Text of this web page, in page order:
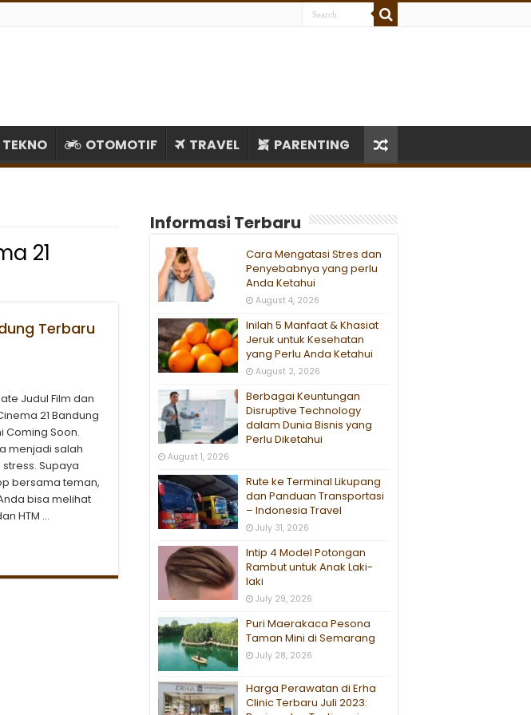
TEKNO OTOMOTIF TRAVEL PARENTING
21
Terbaru
Judul Film dan
21 Bandung
Coming Soon.
menjadi salah
Supaya
bersama teman,
bisa melihat
HTM …
Informasi Terbaru
Cara Mengatasi Stres dan
Penyebabnya yang perlu
Anda Ketahui
August 4, 2026
Inilah 5 Manfaat & Khasiat
Jeruk untuk Kesehatan
yang Perlu Anda Ketahui
August 2, 2026
Berbagai Keuntungan
Disruptive Technology
dalam Dunia Bisnis yang
Perlu Diketahui
August 1, 2026
Rute ke Terminal Likupang
dan Panduan Transportasi
– Indonesia Travel
July 31, 2026
Intip 4 Model Potongan
Rambut untuk Anak Laki-
laki
July 29, 2026
Puri Maerakaca Pesona
Taman Mini di Semarang
July 28, 2026
Harga Perawatan di Erha
Clinic Terbaru Juli 2023: